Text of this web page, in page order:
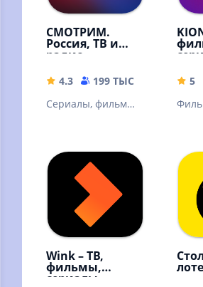
СМОТРИМ.
Россия, ТВ и
радио
4.3 199 ТЫС
32.67 MB
Сериалы, фильмы,
новости
5
Wink – ТВ,
фильмы,
сериалы